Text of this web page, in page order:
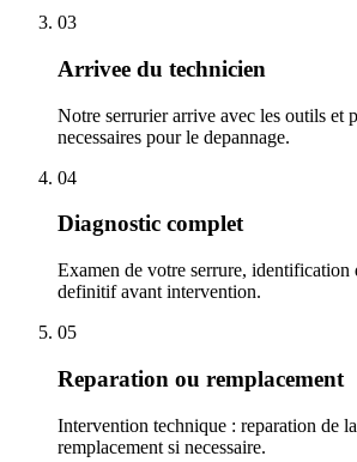
03
Arrivee du technicien
Notre serrurier arrive avec les outils et
necessaires pour le depannage.
04
Diagnostic complet
Examen de votre serrure, identification
definitif avant intervention.
05
Reparation ou remplacement
Intervention technique : reparation de
remplacement si necessaire.